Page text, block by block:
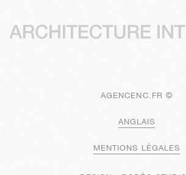
AGENCENC.FR ©
ANGLAIS
MENTIONS LÉGALES